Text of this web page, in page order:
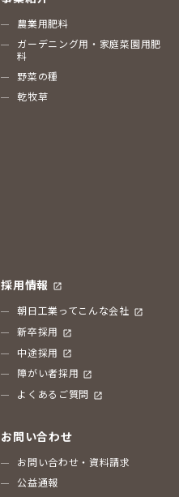
農業用肥料
ガーデニング用・家庭菜園用肥
料
野菜の種
乾牧草
採用情報
朝日工業ってこんな会社
新卒採用
中途採用
障がい者採用
よくあるご質問
お問い合わせ
お問い合わせ・資料請求
公益通報